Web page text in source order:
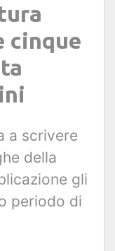
cinque
a scrivere
della
gli
periodo di